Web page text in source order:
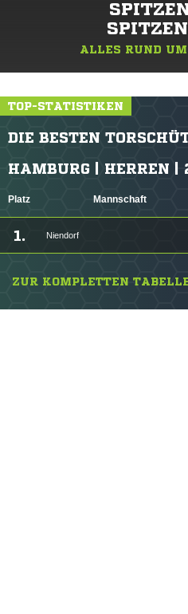
ALLES RUND
TOP-STATISTIKEN
DIE BESTEN
HAMBURG | HERREN |
Platz Mannschaft
1. Niendorf
ZUR KOMPLETTEN